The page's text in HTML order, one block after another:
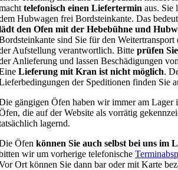
telefonisch einen Liefertermin aus. Sie
Hubwagen frei Bordsteinkante. Das
den Ofen mit der Hebebühne und
sind Sie für den Weitertransport
Aufstellung verantwortlich. Bitte prüfen
Anlieferung und lassen Beschädigungen
Lieferung mit Kran ist nicht möglich.
der Speditionen finden Sie
gängigen Öfen haben wir immer am Lager
die auf der Website als vorrätig
lagernd.
Öfen können Sie auch selbst bei uns im
wir um vorherige telefonische
Ort können Sie dann bar oder mit Karte